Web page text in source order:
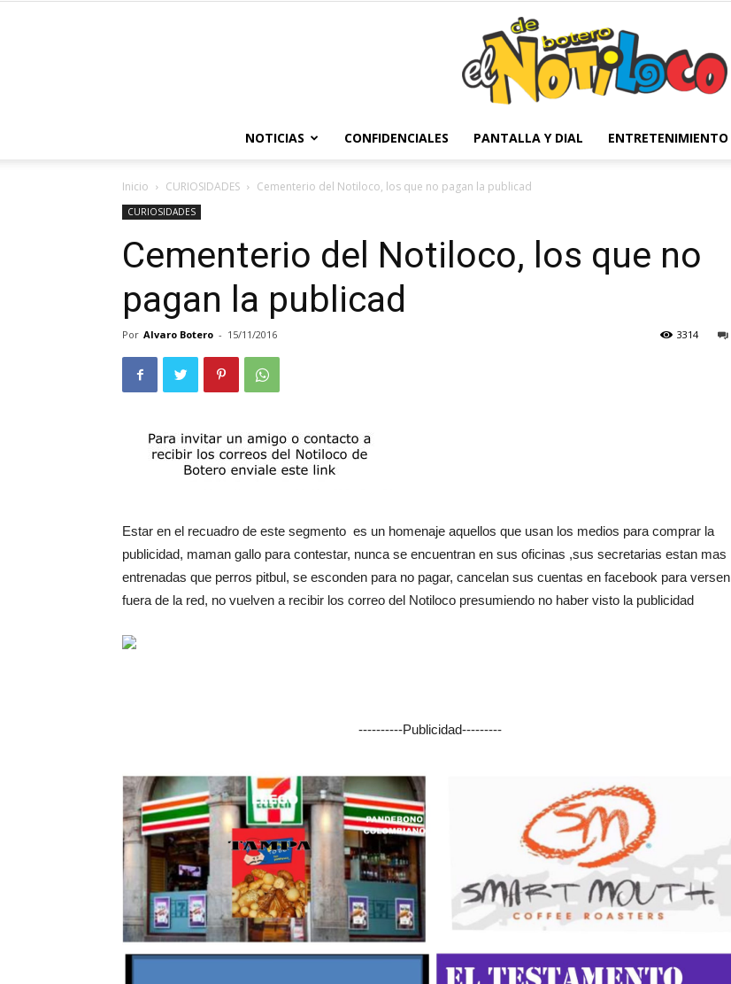
Notiloco
NOTICIAS CONFIDENCIALES PANTALLA Y DIAL ENTRETENIMIENTO
Inicio CURIOSIDADES Cementerio del Notiloco, los que no pagan la publicad
CURIOSIDADES
Cementerio del Notiloco, los que no
pagan la publicad
Por Alvaro Botero - 15/11/2016 3314
Estar en el recuadro de este segmento es un homenaje aquellos que usan los medios para comprar la
publicidad, maman gallo para contestar, nunca se encuentran en sus oficinas ,sus secretarias estan mas
entrenadas que perros pitbul, se esconden para no pagar, cancelan sus cuentas en facebook para versen
fuera de la red, no vuelven a recibir los correo del Notiloco presumiendo no haber visto la publicidad
----------Publicidad---------